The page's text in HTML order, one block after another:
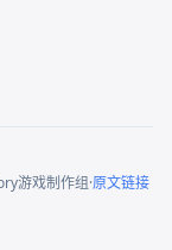
游戏制作组·原文链接